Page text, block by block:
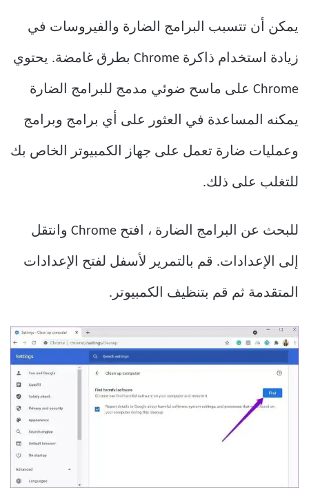
يمكن أن تتسبب البرامج الضارة والفيروسات في
زيادة استخدام ذاكرة Chrome بطرق غامضة. يحتوي
Chrome على ماسح ضوئي مدمج للبرامج الضارة
يمكنه المساعدة في العثور على أي برامج وبرامج
وعمليات ضارة تعمل على جهاز الكمبيوتر الخاص بك
للتغلب على ذلك.
للبحث عن البرامج الضارة ، افتح Chrome وانتقل
إلى الإعدادات. قم بالتمرير لأسفل لفتح الإعدادات
المتقدمة ثم قم بتنظيف الكمبيوتر.